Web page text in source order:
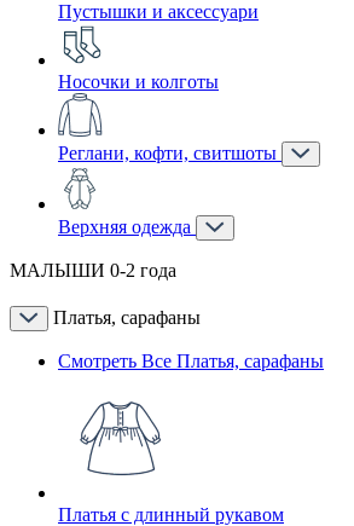
Пустышки и аксессуари
Носочки и колготы
Реглани, кофти, свитшоты
Верхняя одежда
МАЛЫШИ 0-2 года
Платья, сарафаны
Смотреть Все Платья, сарафаны
Платья с длинный рукавом